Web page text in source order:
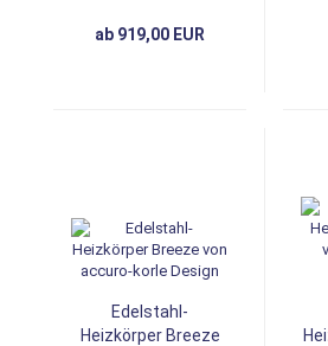
ab 919,00 EUR
Edelstahl-
Heizkörper Breeze